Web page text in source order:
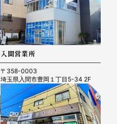
入間営業所
〒358-0003
埼玉県入間市豊岡１丁目5-34 2F